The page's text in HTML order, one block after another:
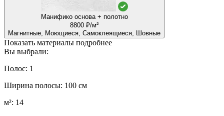
Манифико основа + полотно
8800 ₽/м²
Магнитные, Моющиеся, Самоклеящиеся, Шовные
Показать материалы подробнее
Вы выбрали:
Полос: 1
Ширина полосы: 100 см
м²: 14